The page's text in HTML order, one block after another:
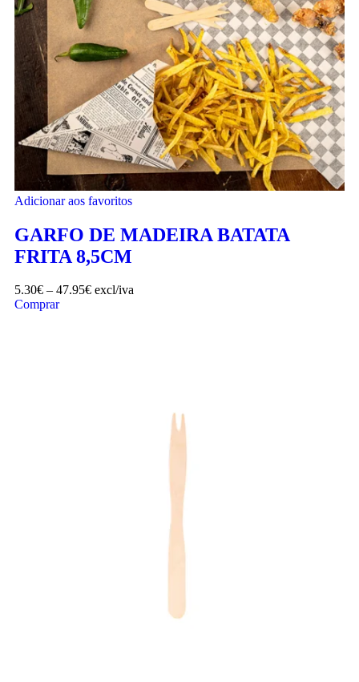
Adicionar aos favoritos
GARFO DE MADEIRA BATATA
FRITA 8,5CM
5.30€ – 47.95€ excl/iva
Comprar